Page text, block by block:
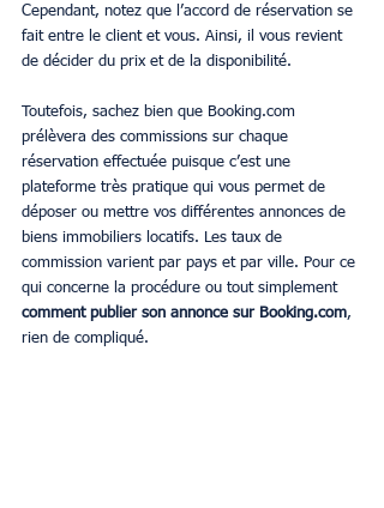
Cependant, notez que l’accord de réservation se
fait entre le client et vous. Ainsi, il vous revient
de décider du prix et de la disponibilité.
Toutefois, sachez bien que Booking.com
prélèvera des commissions sur chaque
réservation effectuée puisque c’est une
plateforme très pratique qui vous permet de
déposer ou mettre vos différentes annonces de
biens immobiliers locatifs. Les taux de
commission varient par pays et par ville. Pour ce
qui concerne la procédure ou tout simplement
comment publier son annonce sur Booking.com,
rien de compliqué.